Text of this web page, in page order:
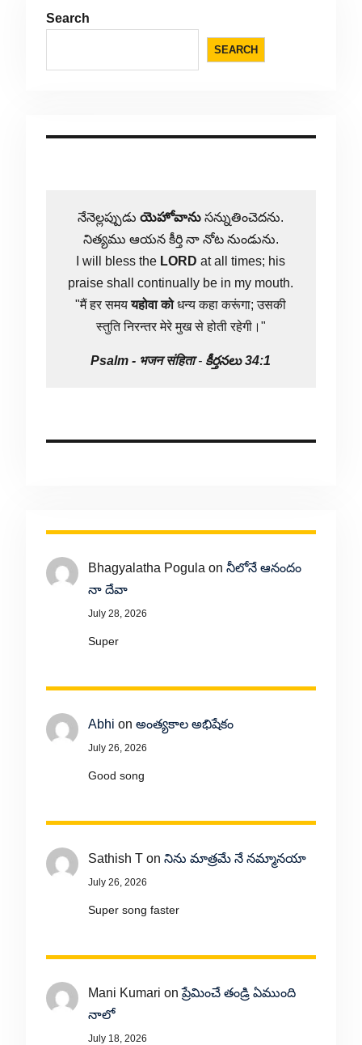
Search
SEARCH
నేనెల్లప్పుడుయెహోవాను సన్నుతించెదను.
నిత్యము ఆయన కీర్తి నా నోట నుండును.
I will bless the LORD at all times; his
praise shall continually be in my mouth.
"मैं हर समययहोवा कोधन्य कहा करूंगा; उसकी
स्तुति निरन्तर मेरे मुख से होती रहेगी।"
Psalm - भजन संहिता- కీర్తనలు 34:1
Bhagyalatha Pogula on నీలోనే ఆనందం
నా దేవా
July 28, 2026
Super
Abhi on అంత్యకాల అభిషేకం
July 26, 2026
Good song
Sathish Ton నిను మాత్రమే నే నమ్మానయా
July 26, 2026
Super song faster
Mani Kumari onప్రేమించే తండ్రి ఏముంది
నాలో
July 18, 2026